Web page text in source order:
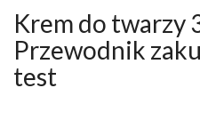
Krem do twarzy
Przewodnik
test